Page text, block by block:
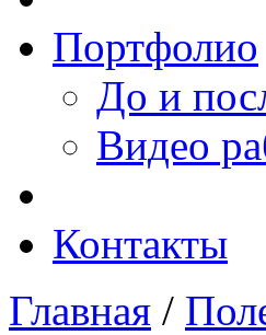
Портфолио
До и
Видео
Контакты
Главная /